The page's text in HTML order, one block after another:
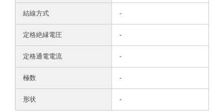
結線方式 -
定格絶縁電圧 -
定格通電電流 -
極数 -
形状 -